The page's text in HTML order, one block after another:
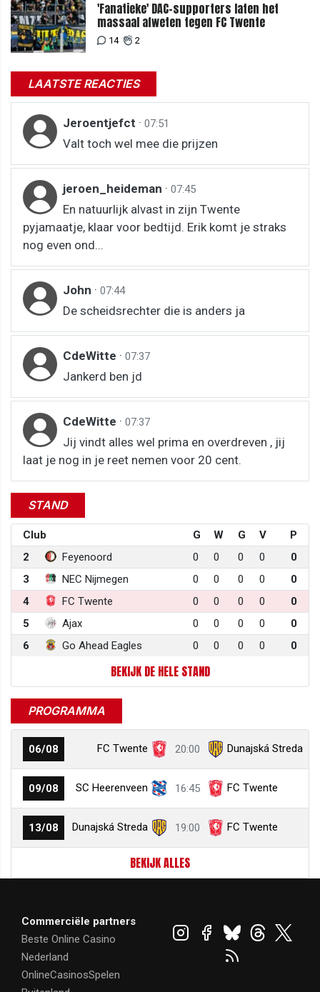
'Fanatieke' DAC-supporters laten het
massaal afweten tegen FC Twente
14 2
LAATSTE REACTIES
Jeroentjefct · 07:51
Valt toch wel mee die prijzen
jeroen_heideman · 07:45
En natuurlijk alvast in zijn Twente
pyjamaatje, klaar voor bedtijd. Erik komt je straks
nog even ond...
John · 07:44
De scheidsrechter die is anders ja
CdeWitte · 07:37
Jankerd ben jd
CdeWitte · 07:37
Jij vindt alles wel prima en overdreven , jij
laat je nog in je reet nemen voor 20 cent.
STAND
Club G W G V
P
2
Feyenoord 0 0 0 0
0
3
NEC Nijmegen 0 0 0 0
0
4
FC Twente 0 0 0 0
0
5
Ajax 0 0 0 0
0
6
Go Ahead Eagles 0 0 0 0 0
BEKIJK DE HELE STAND
PROGRAMMA
06/08 FC Twente 20:00 Dunajská Streda
09/08 SC Heerenveen 16:45 FC Twente
13/08 Dunajská Streda 19:00 FC Twente
BEKIJK ALLES
Commerciële partners
Beste Online Casino
Nederland
OnlineCasinosSpelen